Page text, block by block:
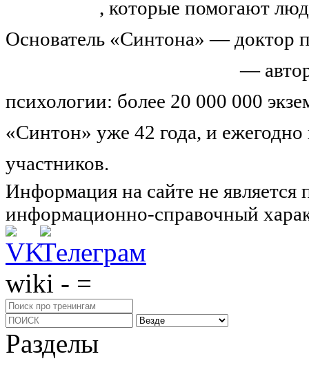
, которые помогают
Основатель «Синтона» — доктор
—
психологии: более 20 000 000
«Синтон» уже 42 года, и
участников.
Информация на сайте не
информационно-справочный
wiki - =
Разделы